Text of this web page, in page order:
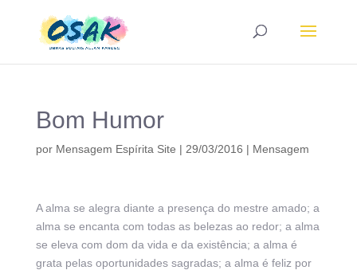
Bom Humor
por Mensagem Espírita Site | 29/03/2016 | Mensagem
A alma se alegra diante a presença do mestre amado; a
alma se encanta com todas as belezas ao redor; a alma
se eleva com dom da vida e da existência; a alma é
grata pelas oportunidades sagradas; a alma é feliz por